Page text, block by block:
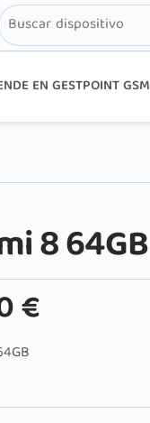
EN GESTPOINT GSM
8 64GB
€